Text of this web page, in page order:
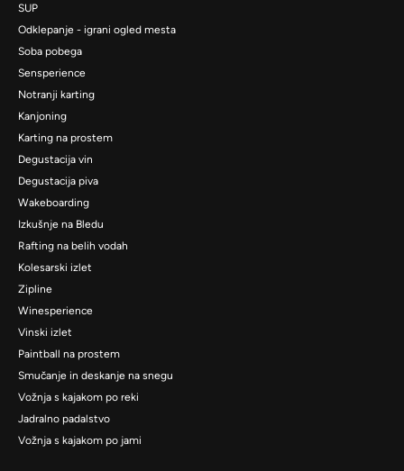
SUP
Odklepanje - igrani ogled mesta
Soba pobega
Sensperience
Notranji karting
Kanjoning
Karting na prostem
Degustacija vin
Degustacija piva
Wakeboarding
Izkušnje na Bledu
Rafting na belih vodah
Kolesarski izlet
Zipline
Winesperience
Vinski izlet
Paintball na prostem
Smučanje in deskanje na snegu
Vožnja s kajakom po reki
Jadralno padalstvo
Vožnja s kajakom po jami